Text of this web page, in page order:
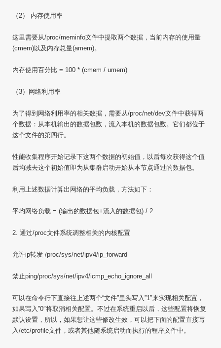
（2） 内存使用率
这里需要从/proc/meminfo文件中提取两个数据，当前内存的使用量
(cmem)以及内存总量(amem)。
内存使用百分比 = 100 * (cmem / umem)
（3）网络利用率
为了得到网络利用率的相关数据，需要从/proc/net/dev文件中获得两
个数据：从本机输出的数据包数，流入本机的数据包数。它们都位于
这个文件的第四行。
性能收集程序开始记录下这两个数据的初始值，以后每次获得这个值
后均减去这个初始值即为从集群启动开始从本节点通过的数据包。
利用上述数据计算出网络的平均负载，方法如下：
平均网络负载 = (输出的数据包+流入的数据包) / 2
2. 通过/proc文件系统调整相关的内核配置
允许ip转发 /proc/sys/net/ipv4/ip_forward
禁止ping/proc/sys/net/ipv4/icmp_echo_ignore_all
可以在命令行下直接往上述两个“文件”里头写入”1″来实现相关配置，
如果写入”0″将取消相关配置。不过在系统重启以后，这些配置将恢复
默认设置，所以，如果想让这些修改生效，可以把下面的配置直接写
入/etc/profile文件，或者其他随系统启动而执行的程序文件中。